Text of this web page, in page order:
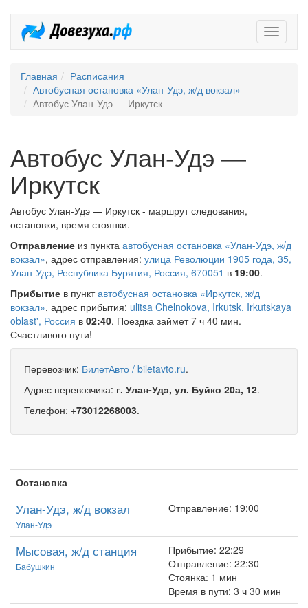
Главная
Расписания
Автобусная остановка «Улан-Удэ, ж/д вокзал»
Автобус Улан-Удэ — Иркутск
Автобус Улан-Удэ —
Иркутск
Автобус Улан-Удэ — Иркутск - маршрут следования,
остановки, время стоянки.
Отправление из пункта автобусная остановка «Улан-Удэ, ж/д
вокзал», адрес отправления: улица Революции 1905 года, 35,
Улан-Удэ, Республика Бурятия, Россия, 670051 в 19:00.
Прибытие в пунктавтобусная остановка «Иркутск, ж/д
вокзал», адрес прибытия: ulitsa Chelnokova, Irkutsk, Irkutskaya
oblast', Россия в 02:40. Поездка займет 7 ч 40 мин.
Счастливого пути!
Перевозчик: БилетАвто / biletavto.ru.
Адрес перевозчика: г. Улан-Удэ, ул. Буйко 20а, 12.
Телефон: +73012268003.
Остановка
Улан-Удэ, ж/д вокзал
Улан-Удэ
Отправление: 19:00
Мысовая, ж/д станция
Бабушкин
Прибытие: 22:29
Отправление: 22:30
Стоянка: 1 мин
Время в пути: 3 ч 30 мин